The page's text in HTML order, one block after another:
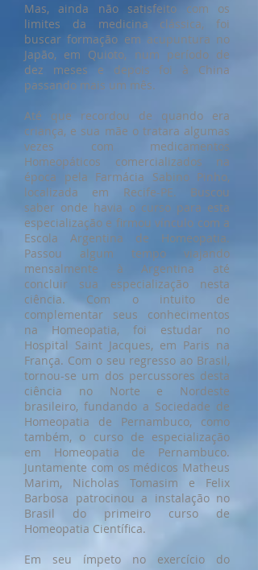
Mas, ainda não satisfeito com os
limites da medicina clássica, foi
buscar formação em acupuntura no
Japão, em Quioto, num período de
dez meses e depois foi à China
passando mais um mês.
Até que recordou de quando era
criança, e sua mãe o tratara algumas
vezes com medicamentos
Homeopáticos comercializados na
época pela Farmácia Sabino Pinho,
localizada em Recife-PE. Buscou
saber onde havia o curso para esta
especialização e firmou vínculo com a
Escola Argentina de Homeopatia.
Passou algum tempo viajando
mensalmente à Argentina até
concluir sua especialização nesta
ciência. Com o intuito de
complementar seus conhecimentos
na Homeopatia, foi estudar no
Hospital Saint Jacques, em Paris na
França. Com o seu regresso ao Brasil,
tornou-se um dos percussores desta
ciência no Norte e Nordeste
brasileiro, fundando a Sociedade de
Homeopatia de Pernambuco, como
também, o curso de especialização
em Homeopatia de Pernambuco.
Juntamente com os médicos Matheus
Marim, Nicholas Tomasim e Felix
Barbosa patrocinou a instalação no
Brasil do primeiro curso de
Homeopatia Científica.
Em seu ímpeto no exercício do